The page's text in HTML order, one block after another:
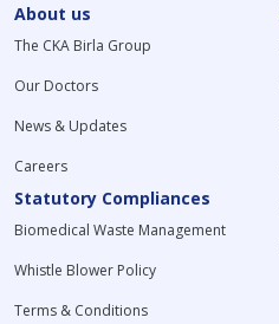
About us
The CKA Birla Group
Our Doctors
News & Updates
Careers
Statutory Compliances
Biomedical Waste Management
Whistle Blower Policy
Terms & Conditions